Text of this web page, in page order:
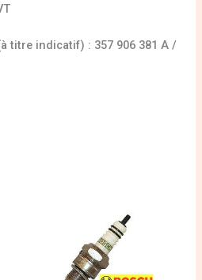
titre indicatif) : 357 906 381 A /